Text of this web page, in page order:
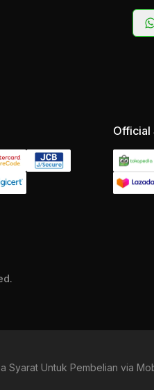
Official
Syarat Untuk Pembelian via